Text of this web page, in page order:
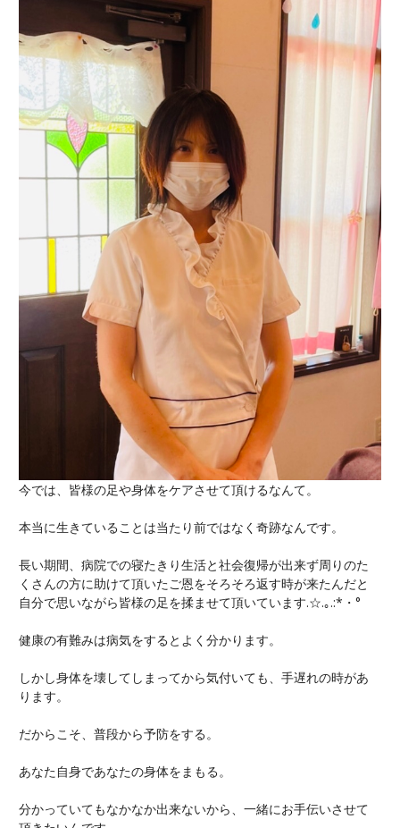
今では、皆様の足や身体をケアさせて頂けるなんて。
本当に生きていることは当たり前ではなく奇跡なんです。
長い期間、病院での寝たきり生活と社会復帰が出来ず周りのた
くさんの方に助けて頂いたご恩をそろそろ返す時が来たんだと
自分で思いながら皆様の足を揉ませて頂いています.☆.｡.:*・°
健康の有難みは病気をするとよく分かります。
しかし身体を壊してしまってから気付いても、手遅れの時があ
ります。
だからこそ、普段から予防をする。
あなた自身であなたの身体をまもる。
分かっていてもなかなか出来ないから、一緒にお手伝いさせて